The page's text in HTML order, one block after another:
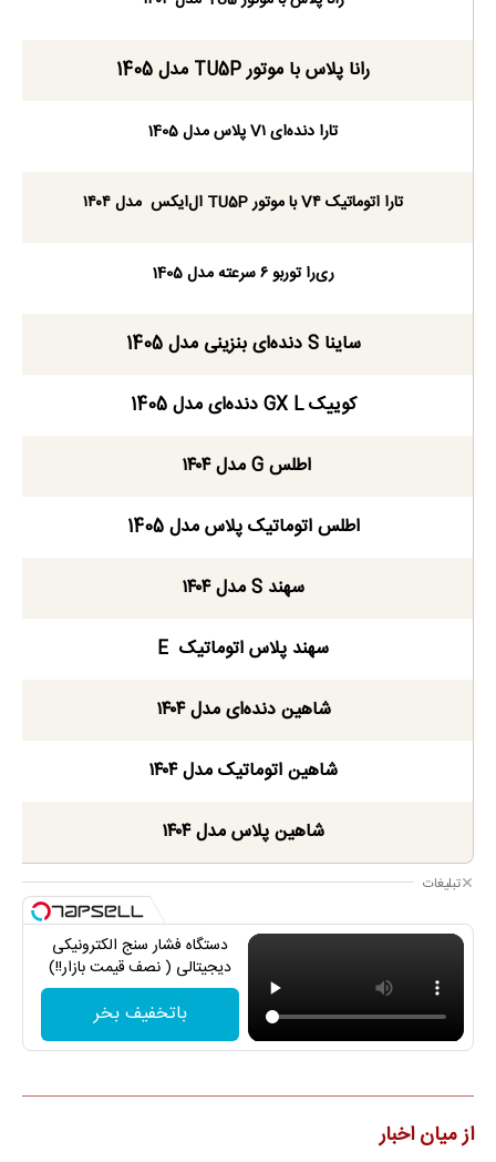
رانا پلاس با موتور TU5P مدل 1405
تارا دنده‌ای V۱ پلاس مدل 1405
تارا اتوماتیک V۴ با موتور TU5P ال‌ایکس مدل ۱۴۰۴
ری‌را توربو ۶ سرعته مدل 1405
ساینا S دنده‌ای بنزینی مدل 1405
کوییک GX L دنده‌ای مدل 1405
اطلس G مدل ۱۴۰۴
اطلس اتوماتیک پلاس مدل 1405
سهند S مدل ۱۴۰۴
سهند پلاس اتوماتیک E
شاهین دنده‌ای مدل ۱۴۰۴
شاهین اتوماتیک مدل ۱۴۰۴
شاهین پلاس مدل ۱۴۰۴
تبلیغات
دستگاه فشار سنج الکترونیکی
دیجیتالی ( نصف قیمت بازار!!)
باتخفیف بخر
از میان اخبار